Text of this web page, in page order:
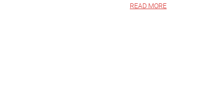
READ MORE